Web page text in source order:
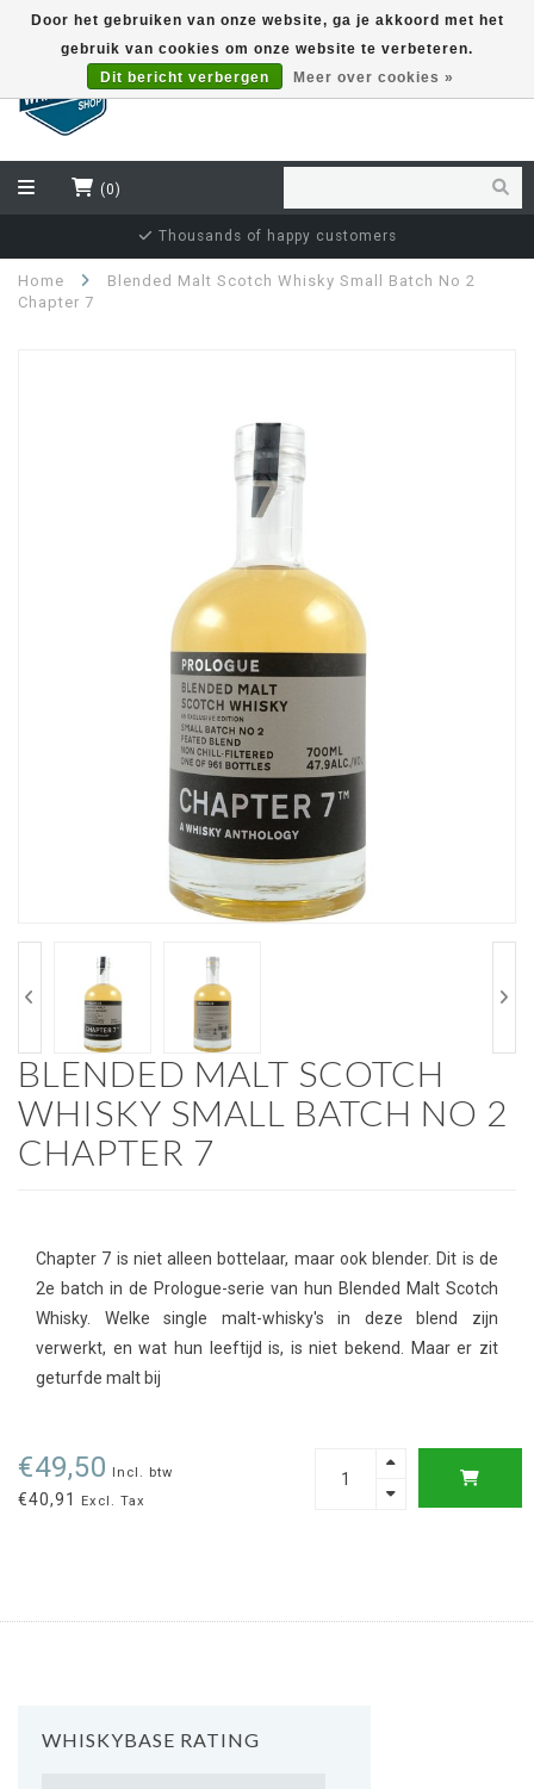
(0)
Thousands of happy customers
Home
Blended Malt Scotch Whisky Small Batch No 2
Chapter 7
BLENDED MALT SCOTCH
WHISKY SMALL BATCH NO 2
CHAPTER 7
Chapter 7 is niet alleen bottelaar, maar ook blender. Dit is de
2e batch in de Prologue-serie van hun Blended Malt Scotch
Whisky. Welke single malt-whisky's in deze blend zijn
verwerkt, en wat hun leeftijd is, is niet bekend. Maar er zit
geturfde malt bij
€49,50 Incl. btw
€40,91 Excl. Tax
WHISKYBASE RATING
Door het gebruiken van onze website, ga je akkoord met het
gebruik van cookies om onze website te verbeteren.
Dit bericht verbergen
Meer over cookies »